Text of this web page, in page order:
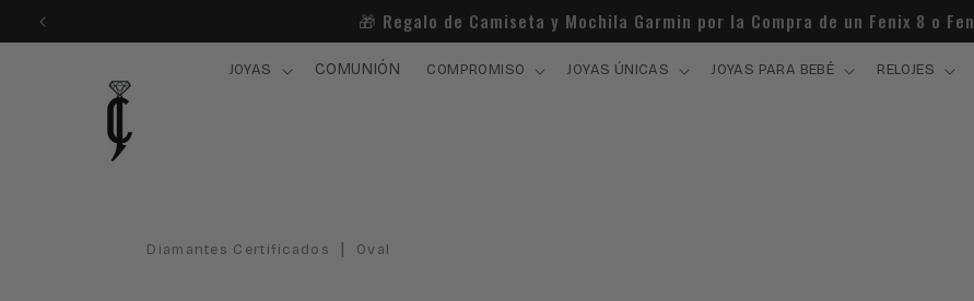
directamente
al contenido
¿Necesitas ayuda? +34 924 220 302 / WhatsApp: 675 850 799
JOYAS COMUNIÓN COMPROMISO JOYAS ÚNICAS JOYAS PARA BEBÉ RELOJES
Diamantes Certificados | Oval